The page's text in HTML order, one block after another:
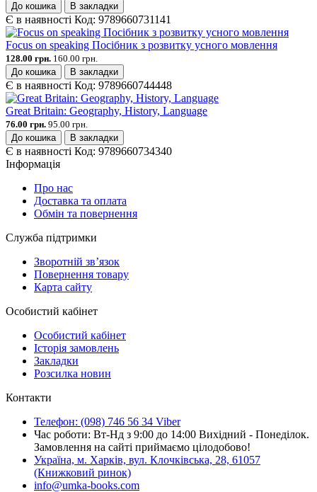
До кошика
В закладки
Є в наявності Код: 9789660731141
Focus on speaking Посібник з розвитку усного мовлення
128.00 грн. 160.00 грн.
До кошика
В закладки
Є в наявності Код: 9789660744448
Great Britain: Geography, History, Language
76.00 грн. 95.00 грн.
До кошика
В закладки
Є в наявності Код: 9789660734340
Інформація
Про нас
Доставка та оплата
Обмін та повернення
Служба підтримки
Зворотній зв’язок
Повернення товару
Карта сайту
Особистий кабінет
Особистий кабінет
Історія замовлень
Закладки
Розсилка новин
Контакти
Телефон: (098) 746 56 34 Viber
Час роботи: Вт-Нд з 9:00 до 14:00 Вихідний - Понеділок.
Замовлення на сайті приймаємо цілодобово!
Україна, м. Харків, вул. Клочківська, 28, 61057
(Книжковий ринок)
info@umka-books.com